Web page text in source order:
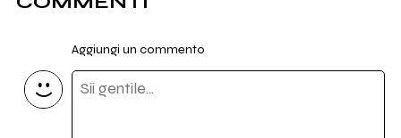
Aggiungi un commento